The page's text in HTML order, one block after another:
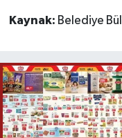
Kaynak: Belediye